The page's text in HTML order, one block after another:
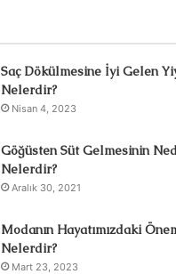
Saç Dökülmesine İyi Gelen
Nelerdir?
Nisan 4, 2023
Göğüsten Süt Gelmesinin
Nelerdir?
Aralık 30, 2021
Modanın Hayatımızdaki
Nelerdir?
Mart 23, 2023